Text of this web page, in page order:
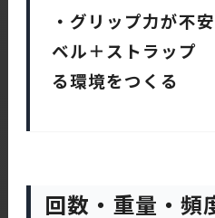
・グリップ力が
ベル＋ストラップ
る環境をつくる
回数・重量・頻